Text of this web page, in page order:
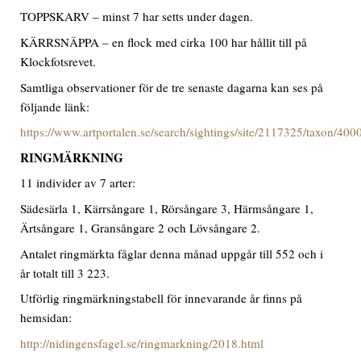
TOPPSKARV – minst 7 har setts under dagen.
KÄRRSNÄPPA – en flock med cirka 100 har hållit till på
Klockfotsrevet.
Samtliga observationer för de tre senaste dagarna kan ses på
följande länk:
https://www.artportalen.se/search/sightings/site/2117325/taxon/
RINGMÄRKNING
11 individer av 7 arter:
Sädesärla 1, Kärrsångare 1, Rörsångare 3, Härmsångare 1,
Ärtsångare 1, Gransångare 2 och Lövsångare 2.
Antalet ringmärkta fåglar denna månad uppgår till 552 och i
år totalt till 3 223.
Utförlig ringmärkningstabell för innevarande år finns på
hemsidan:
http://nidingensfagel.se/ringmarkning/2018.html